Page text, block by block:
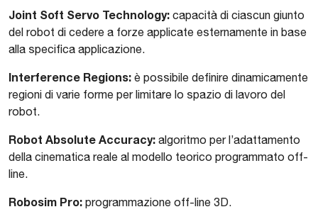
Joint Soft Servo Technology: capacità di ciascun giunto
del robot di cedere a forze applicate esternamente in base
alla specifica applicazione.
Interference Regions: è possibile definire dinamicamente
regioni di varie forme per limitare lo spazio di lavoro del
robot.
Robot Absolute Accuracy: algoritmo per l’adattamento
della cinematica reale al modello teorico programmato off-
line.
Robosim Pro: programmazione off-line 3D.